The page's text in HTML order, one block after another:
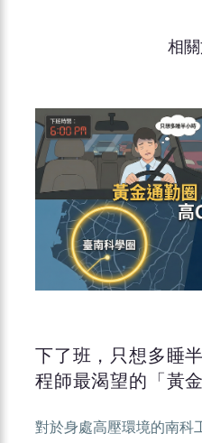
相
下了班，只想多睡
程師最渴望的「黃
對於身處高壓環境的南科